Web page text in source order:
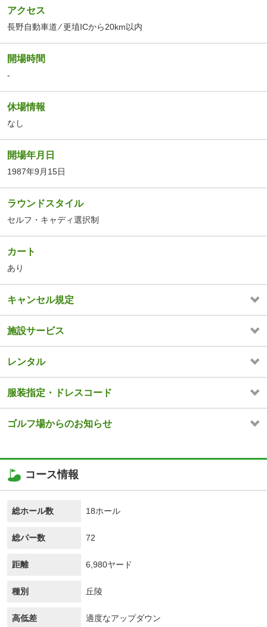
アクセス
長野自動車道 ⁄ 更埴ICから20km以内
開場時間
-
休場情報
なし
開場年月日
1987年9月15日
ラウンドスタイル
セルフ・キャディ選択制
カート
あり
キャンセル規定
施設サービス
レンタル
服装指定・ドレスコード
ゴルフ場からのお知らせ
コース情報
総ホール数 18ホール
総パー数 72
距離 6,980ヤード
種別 丘陵
高低差 適度なアップダウン